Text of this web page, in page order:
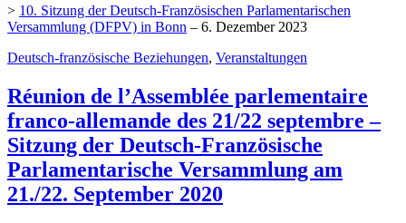
> 10. Sitzung der Deutsch-Französischen Parlamentarischen
Versammlung (DFPV) in Bonn – 6. Dezember 2023
Deutsch-französische Beziehungen, Veranstaltungen
Réunion de l’Assemblée parlementaire
franco-allemande des 21/22 septembre –
Sitzung der Deutsch-Französische
Parlamentarische Versammlung am
21./22. September 2020